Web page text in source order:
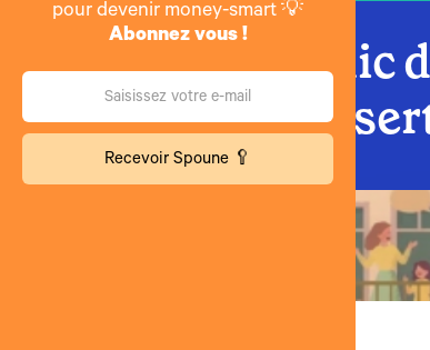
pour devenir money-smart 💡
Abonnez vous !Le syndic
quoi ça